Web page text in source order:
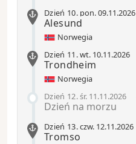
Dzień 10. pon.09.11.2026
Alesund
Norwegia
Dzień 11 .wt.10.11.2026
Trondheim
Norwegia
Dzień 12.śr.11.11.2026
Dzień na morzu
Dzień 13.czw.12.11.2026
Tromso